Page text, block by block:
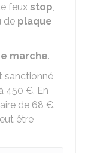
feux stop,
de plaque
marche.
sanctionné
450 €. En
de 68 €.
être